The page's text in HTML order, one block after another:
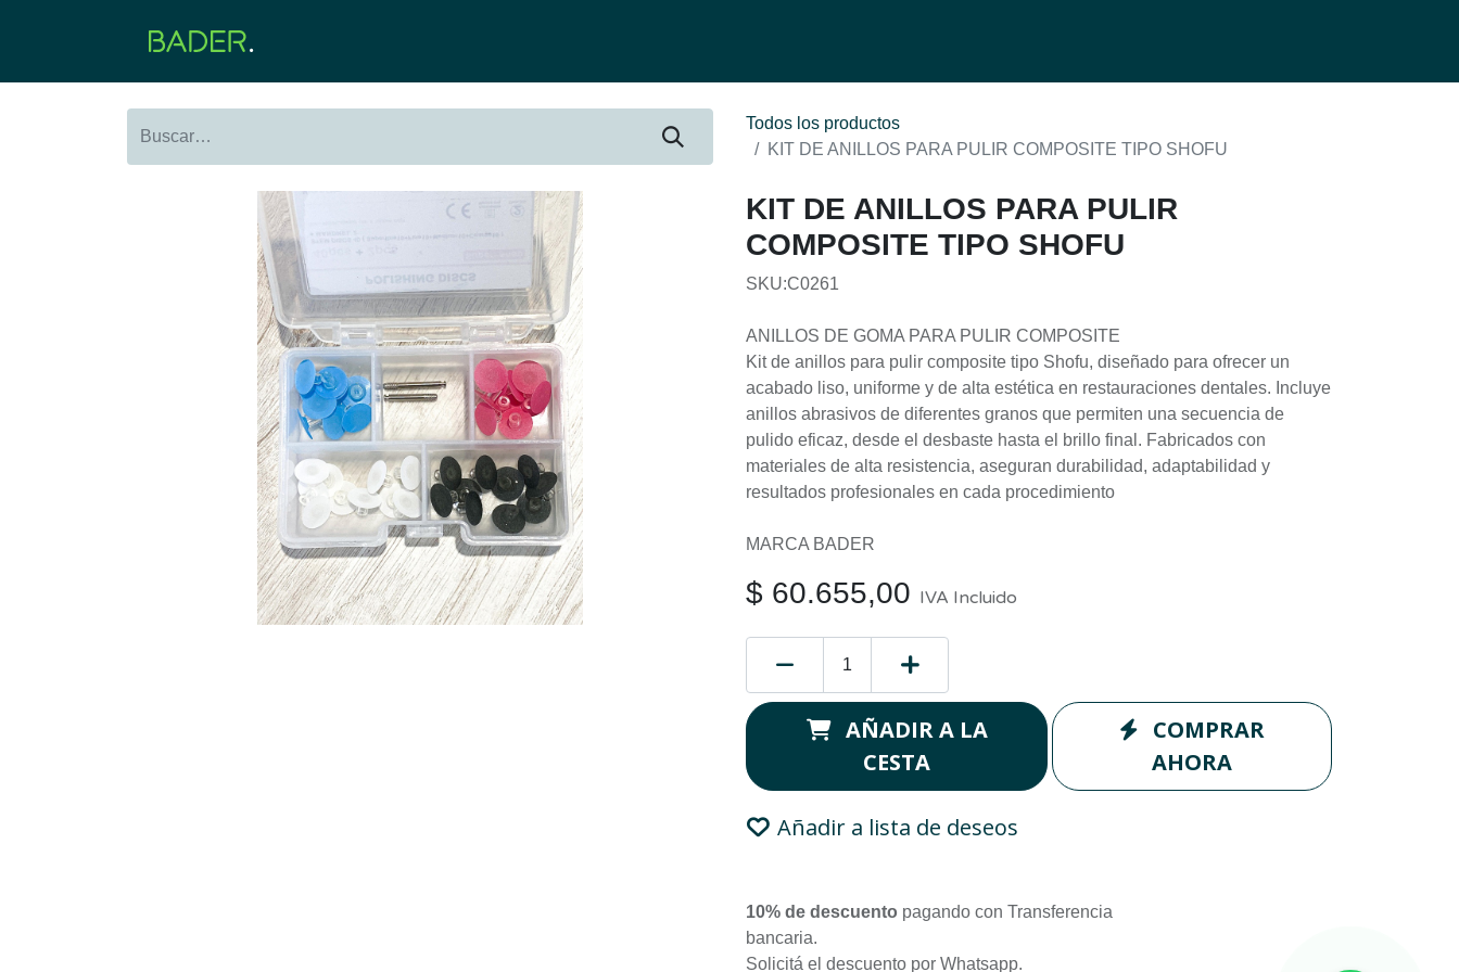
Todos los productos
KIT DE ANILLOS PARA PULIR COMPOSITE TIPO SHOFU
KIT DE ANILLOS PARA PULIR
COMPOSITE TIPO SHOFU
SKU:C0261
ANILLOS DE GOMA PARA PULIR COMPOSITE
Kit de anillos para pulir composite tipo Shofu, diseñado para ofrecer un
acabado liso, uniforme y de alta estética en restauraciones dentales. Incluye
anillos abrasivos de diferentes granos que permiten una secuencia de
pulido eficaz, desde el desbaste hasta el brillo final. Fabricados con
materiales de alta resistencia, aseguran durabilidad, adaptabilidad y
resultados profesionales en cada procedimiento
MARCA BADER
$ 60.655,00 IVA Incluido
AÑADIR A LA
CESTA
COMPRAR
AHORA
Añadir a lista de deseos
10% de descuento pagando con Transferencia
bancaria.
Solicitá el descuento por Whatsapp.